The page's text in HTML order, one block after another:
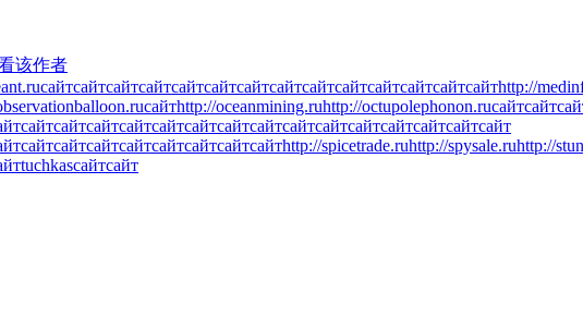
该作者
сайтсайтсайтсайтсайтсайтсайтсайтсайтсайтсайтсайтсайтсайтhttp://
сайтhttp://oceanmining.ruhttp://octupolephonon.ruсайтсайт
сайтсайтсайтсайтсайтсайтсайтсайтсайтсайтсайтсайтсайтсайтсайт
сайтсайтсайтсайтсайтсайтсайтсайтhttp://spicetrade.ruhttp://spysale.ruhttp://
tuchkasсайтсайт